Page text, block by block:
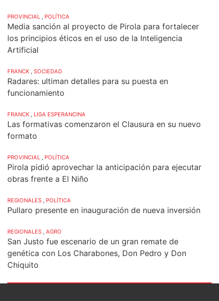
PROVINCIAL , POLÍTICA
Media sanción al proyecto de Pirola para fortalecer
los principios éticos en el uso de la Inteligencia
Artificial
FRANCK , SOCIEDAD
Radares: ultiman detalles para su puesta en
funcionamiento
FRANCK , LIGA ESPERANCINA
Las formativas comenzaron el Clausura en su nuevo
formato
PROVINCIAL , POLÍTICA
Pirola pidió aprovechar la anticipación para ejecutar
obras frente a El Niño
REGIONALES , POLÍTICA
Pullaro presente en inauguración de nueva inversión
REGIONALES , AGRO
San Justo fue escenario de un gran remate de
genética con Los Charabones, Don Pedro y Don
Chiquito